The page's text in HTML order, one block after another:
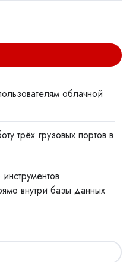
облачной
трёх грузовых портов в
внутри базы данных